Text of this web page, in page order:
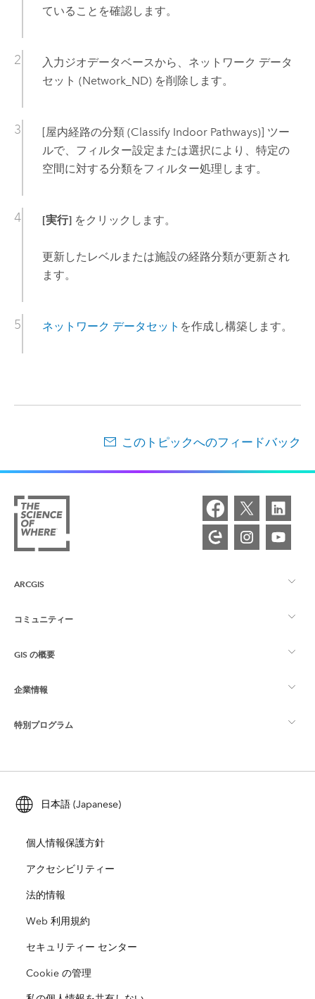
ていることを確認します。
入力ジオデータベースから、ネットワーク データ
セット (Network_ND) を削除します。
[屋内経路の分類 (Classify Indoor Pathways)] ツー
ルで、フィルター設定または選択により、特定の
空間に対する分類をフィルター処理します。
[実行]をクリックします。
更新したレベルまたは施設の経路分類が更新され
ます。
ネットワーク データセット を作成し構築します。
このトピックへのフィードバック
ARCGIS
ArcGIS の概要
マッピング
Esri ストア
コミュニティー
Esri Community
ArcGIS ブログ
ユーザー調査およびテスト
Esri Young Professionals Network
GIS の概要
GIS とは
ロケーション インテリジェンス
トレーニング
ArcUser
ArcNews
ArcWatch
Esri Press
Esri ビデオ
企業情報
Esri について
採用情報
オープンビジョン
企業行動規範
特別プログラム
ArcGIS for Student Use
自然保護
教育機関
日本語 (Japanese)
個人情報保護方針
アクセシビリティー
法的情報
Web 利用規約
セキュリティー センター
Cookie の管理